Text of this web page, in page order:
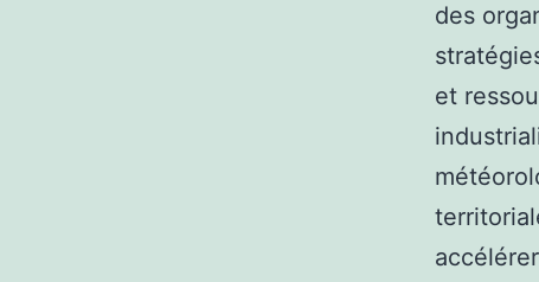
des
et